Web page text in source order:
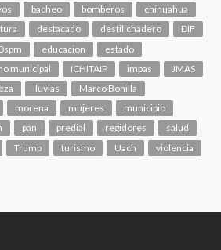
bacheo bomberos
chihuahua
destacado destilichadero
DIF
educacion
estado
municipal ICHITAIP impas
JMAS
lluvias
Marco Bonilla
morena mujeres
municipio
pan predial regidores
salud
Trump turismo Uach violencia